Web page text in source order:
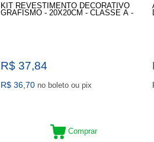
KIT REVESTIMENTO DECORATIVO
GRAFISMO - 20X20CM - CLASSE A -
R$ 37,84
R$ 36,70 no boleto ou pix
Comprar